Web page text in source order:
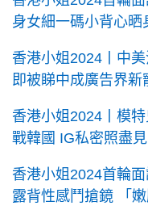
身女細一碼小背心
香港小姐2024丨中
即被睇中成廣告界新
香港小姐2024丨模
戰韓國 IG私密照盡
香港小姐2024首輪
露背性感鬥搶鏡 「